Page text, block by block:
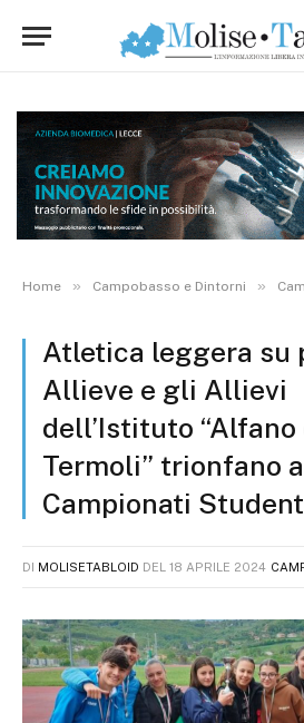
Home » Campobasso e Dintorni »
Atletica leggera su
Allieve e gli Allievi
dell’Istituto “Alfano
Termoli” trionfano
Campionati
DI MOLISETABLOID DEL 18 APRILE 2024